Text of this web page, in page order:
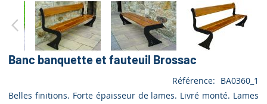
Banc banquette et fauteuil Brossac
Référence
BA0360_1
Belles finitions. Forte épaisseur de lames. Livré monté. Lames